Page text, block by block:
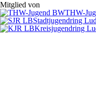
Mitglied von
THW-
Stadtjugendring
Kreisjugendring